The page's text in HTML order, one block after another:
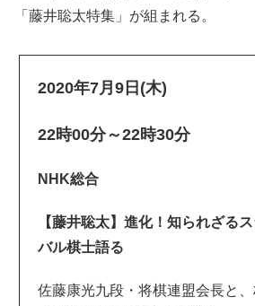
「藤井聡太特集」が組まれる。
2020年7月9日(木)
22時00分～22時30分
NHK総合
【藤井聡太】進化！知られざる
バル棋士語る
佐藤康光九段・将棋連盟会長と